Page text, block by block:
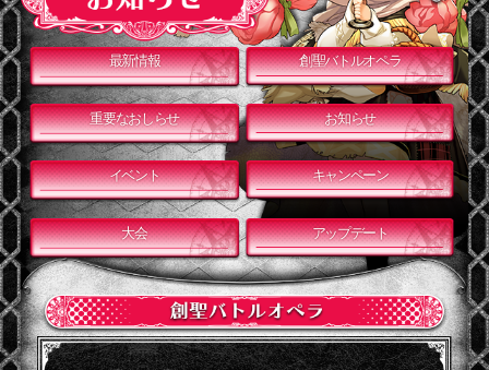
最新情報 創聖バトルオペラ
重要なおしらせ お知らせ
イベント キャンペーン
大会 アップデート